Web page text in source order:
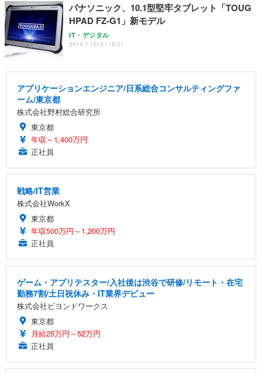
パナソニック、10.1型堅牢タブレット「TOUG
HPAD FZ-G1」新モデル
IT・デジタル
2014.7.15(火) 18:21
アプリケーションエンジニア/日系総合コンサルティングファ
ーム/東京都
株式会社野村総合研究所
東京都
年収～1,400万円
正社員
戦略/IT営業
株式会社WorkX
東京都
年収500万円～1,200万円
正社員
ゲーム・アプリテスター/入社後は渋谷で研修/リモート・在宅
勤務7割/土日祝休み・IT業界デビュー
株式会社ビヨンドワークス
東京都
月給25万円～52万円
正社員